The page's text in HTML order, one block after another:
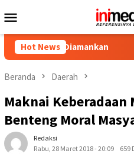
ke
Mobile
Hot News
Diamankan Satgas
Beranda Daerah
Maknai Keberadaan
Benteng Moral
Redaksi
Rabu, 28 Maret 2018 - 20:09
659